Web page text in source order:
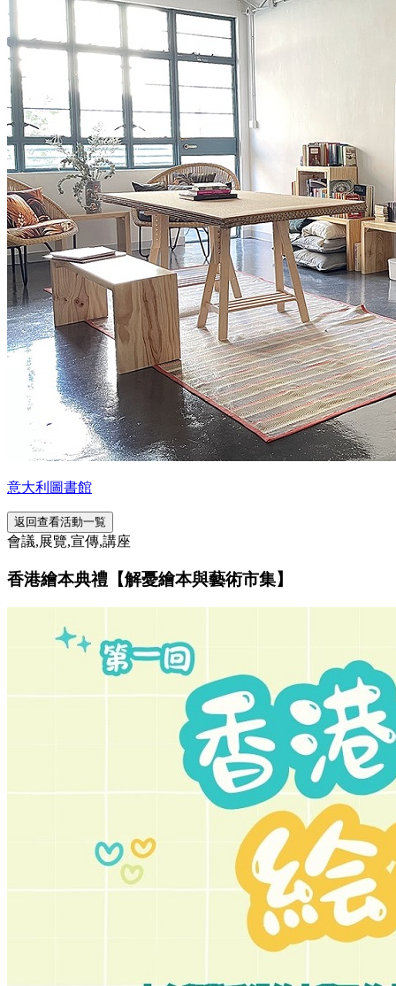
意大利圖書館
返回查看活動一覧
會議,展覽,宣傳,講座
香港繪本典禮【解憂繪本與藝術市集】